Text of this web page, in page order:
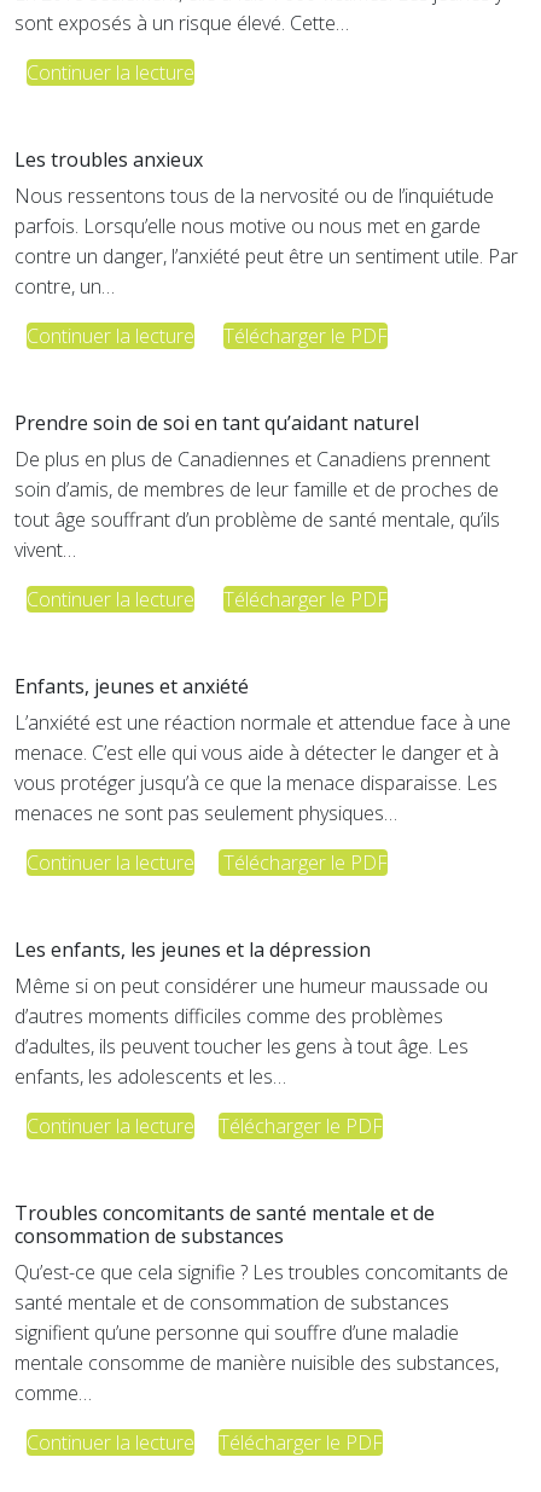
sont exposés à un risque élevé. Cette…
Continuer la lecture
Les troubles anxieux
Nous ressentons tous de la nervosité ou de l’inquiétude
parfois. Lorsqu’elle nous motive ou nous met en garde
contre un danger, l’anxiété peut être un sentiment utile. Par
contre, un…
Continuer la lecture
Télécharger le PDF
Prendre soin de soi en tant qu’aidant naturel
De plus en plus de Canadiennes et Canadiens prennent
soin d’amis, de membres de leur famille et de proches de
tout âge souffrant d’un problème de santé mentale, qu’ils
vivent…
Continuer la lecture
Télécharger le PDF
Enfants, jeunes et anxiété
L’anxiété est une réaction normale et attendue face à une
menace. C’est elle qui vous aide à détecter le danger et à
vous protéger jusqu’à ce que la menace disparaisse. Les
menaces ne sont pas seulement physiques…
Continuer la lecture
Télécharger le PDF
Les enfants, les jeunes et la dépression
Même si on peut considérer une humeur maussade ou
d’autres moments difficiles comme des problèmes
d’adultes, ils peuvent toucher les gens à tout âge. Les
enfants, les adolescents et les…
Continuer la lecture
Télécharger le PDF
Troubles concomitants de santé mentale et de
consommation de substances
Qu’est-ce que cela signifie ? Les troubles concomitants de
santé mentale et de consommation de substances
signifient qu’une personne qui souffre d’une maladie
mentale consomme de manière nuisible des substances,
comme…
Continuer la lecture
Télécharger le PDF